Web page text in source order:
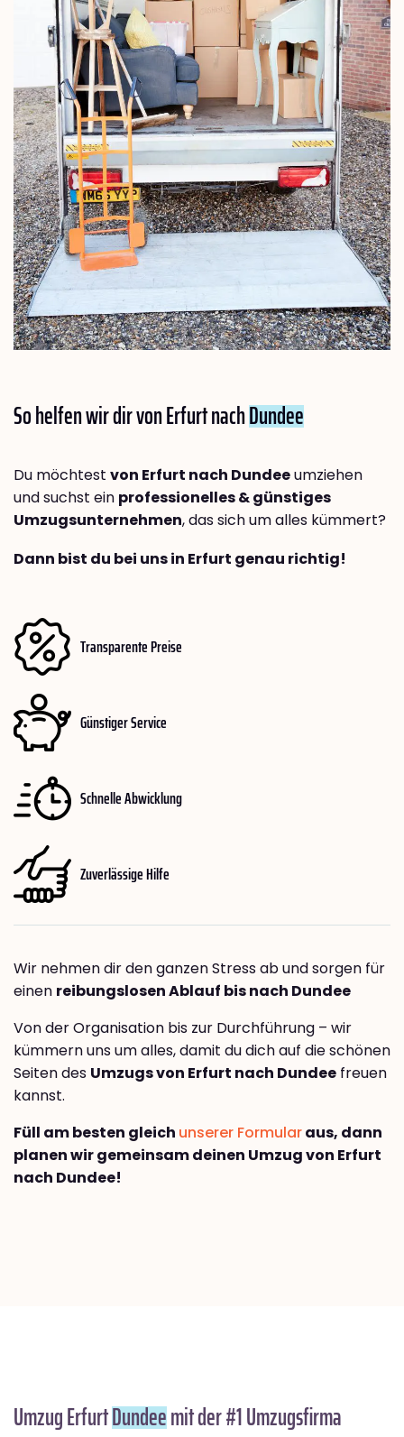
So helfen wir dir von Erfurt nachDundee
Du möchtest von Erfurt nach Dundeeumziehen
und suchst ein professionelles & günstiges
Umzugsunternehmen, das sich um alles kümmert?
Dann bist du bei uns in Erfurt genau richtig!
Transparente Preise
Günstiger Service
Schnelle Abwicklung
Zuverlässige Hilfe
Wir nehmen dir den ganzen Stress ab und sorgen für
einen reibungslosen Ablauf bis nach Dundee
Von der Organisation bis zur Durchführung – wir
kümmern uns um alles, damit du dich auf die schönen
Seiten des Umzugs von Erfurt nach Dundee freuen
kannst.
Füll am besten gleich unserer Formularaus, dann
planen wir gemeinsam deinen Umzug von Erfurt
nach Dundee!
Umzug ErfurtDundeemit der #1 Umzugsfirma